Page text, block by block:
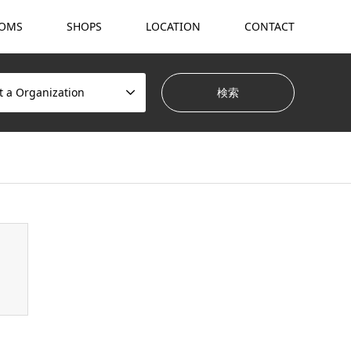
SHOPS LOCATION CONTACT
a Organization